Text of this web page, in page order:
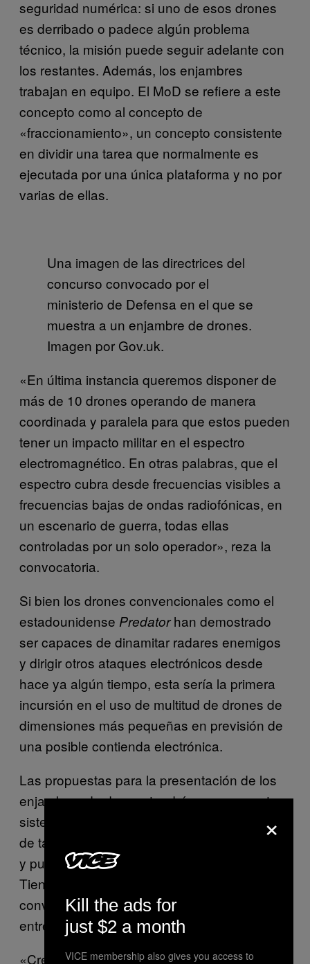
seguridad numérica: si uno de esos drones
es derribado o padece algún problema
técnico, la misión puede seguir adelante con
los restantes. Además, los enjambres
trabajan en equipo. El MoD se refiere a este
concepto como al concepto de
«fraccionamiento», un concepto consistente
en dividir una tarea que normalmente es
ejecutada por una única plataforma y no por
varias de ellas.
Una imagen de las directrices del
concurso convocado por el
ministerio de Defensa en el que se
muestra a un enjambre de drones.
Imagen por Gov.uk.
«En última instancia queremos disponer de
más de 10 drones operando de manera
coordinada y paralela para que estos pueden
tener un impacto militar en el espectro
electromagnético. En otras palabras, que el
espectro cubra desde frecuencias visibles a
frecuencias bajas de ondas radiofónicas, en
un escenario de guerra, todas ellas
controladas por un solo operador», reza la
convocatoria.
Si bien los drones convencionales como el
estadounidense Predatorhan demostrado
ser capaces de dinamitar radares enemigos
y dirigir otros ataques electrónicos desde
hace ya algún tiempo, esta sería la primera
incursión en el uso de multitud de drones de
dimensiones más pequeñas en previsión de
una posible contienda electrónica.
Las propuestas para la presentación de los
enjambres de drones tendrán que presentar
sistemas de arquitectura abierta comunes,
de tal forma que resulten rápidos de construir
y puedan funcionar de manera integrada.
Tienen que ser baratos y ligeros. La
convocatoria requiere que su peso oscile
entre los 2 y los 20 kilos.
«Creemos que es improbable que un
×
Kill the ads for
just $2 a month
VICE membership also gives you access to